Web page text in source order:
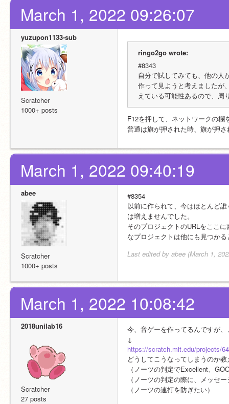
March 1, 2022 09:26:07
yuzupon1133-sub
Scratcher
1000+ posts
ringo2go wrote:
#8343
自分で試してみても、他の人
作って見ようと考えましたが
えている可能性あるので、周
F12を押して、ネットワークの
普通は旗が押された時、旗が押
March 1, 2022 09:40:19
abee
Scratcher
1000+ posts
#8354
以前に作られて、今はほとんど
は増えませんでした。
そのプロジェクトのURLをここ
なプロジェクトは他にも見つか
Last edited by abee (March 1,
March 1, 2022 10:08:42
2018unilab16
Scratcher
27 posts
今、音ゲーを作ってるんですが
↓
https://scratch.mit.edu/projects/
どうしてこうなってしまうのか
（ノーツの判定でExcellent、
（ノーツの判定の際に、メッセ
（ノーツの連打を防ぎたい）